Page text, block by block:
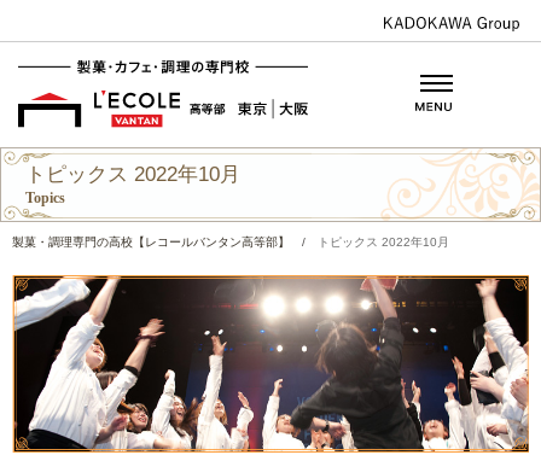
トピックス 2022年10月
Topics
製菓・調理専門の高校【レコールバンタン高等部】 / トピックス 2022年10月